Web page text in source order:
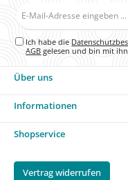
Ich habe die
AGB gelesen und bin mit
Über uns
Informationen
Shopservice
Vertrag widerrufen